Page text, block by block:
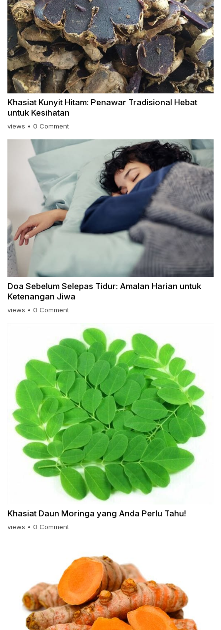
Khasiat Kunyit Hitam: Penawar Tradisional Hebat
untuk Kesihatan
views • 0 Comment
Doa Sebelum Selepas Tidur: Amalan Harian untuk
Ketenangan Jiwa
views • 0 Comment
Khasiat Daun Moringa yang Anda Perlu Tahu!
views • 0 Comment